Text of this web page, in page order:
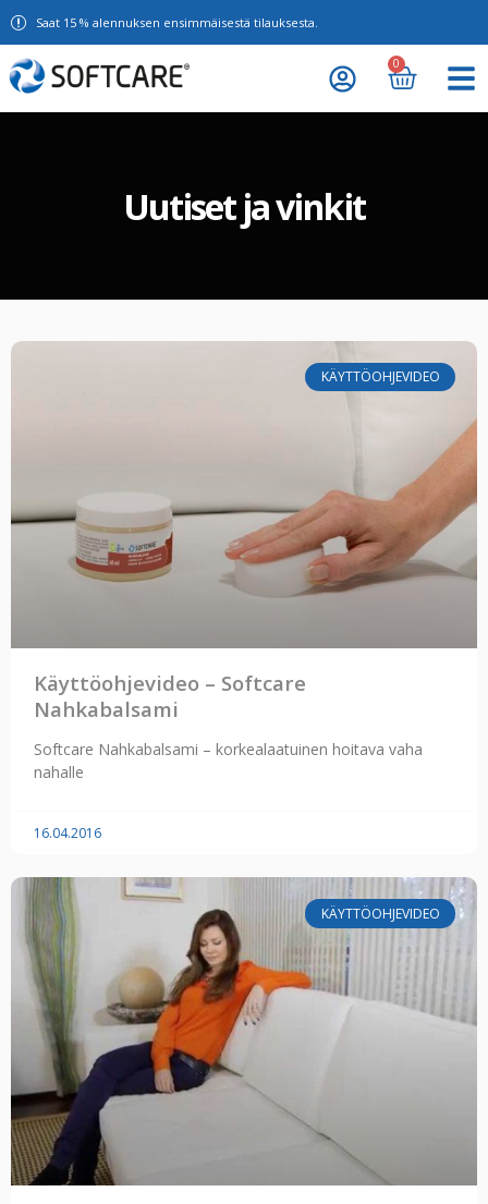
Saat 15 % alennuksen ensimmäisestä tilauksesta.
0
Uutiset ja vinkit
KÄYTTÖOHJEVIDEO
Käyttöohjevideo – Softcare
Nahkabalsami
Softcare Nahkabalsami – korkealaatuinen hoitava vaha
nahalle
16.04.2016
KÄYTTÖOHJEVIDEO